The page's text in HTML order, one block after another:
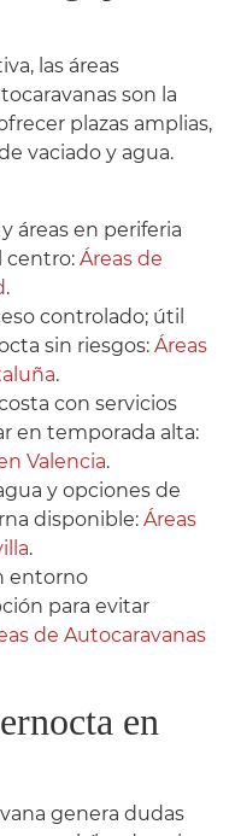
las áreas
son la
plazas amplias,
vaciado y agua.
áreas en periferia
centro: Áreas de
.
controlado; útil
sin riesgos: Áreas
.
con servicios
en temporada alta:
Valencia.
y opciones de
disponible: Áreas
.
entorno
para evitar
de Autocaravanas
en
genera dudas